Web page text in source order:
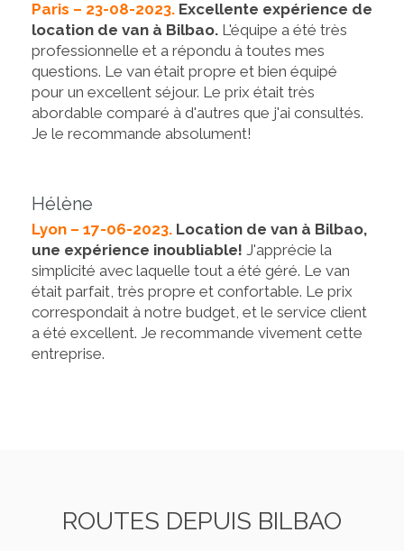
Paris – 23-08-2023. Excellente expérience de
location de van à Bilbao. L'équipe a été très
professionnelle et a répondu à toutes mes
questions. Le van était propre et bien équipé
pour un excellent séjour. Le prix était très
abordable comparé à d'autres que j'ai consultés.
Je le recommande absolument!
Hélène
Lyon – 17-06-2023. Location de van à Bilbao,
une expérience inoubliable! J'apprécie la
simplicité avec laquelle tout a été géré. Le van
était parfait, très propre et confortable. Le prix
correspondait à notre budget, et le service client
a été excellent. Je recommande vivement cette
entreprise.
ROUTES DEPUIS BILBAO